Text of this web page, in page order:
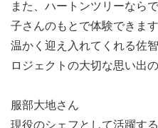
参加方法
エントリー！
応募フォームからご応募お
書類選考を通過した方と、
明会＆面談を行います。不
また、ハートンツリーなら
子さんのもとで体験できます
温かく迎え入れてくれる佐
ロジェクトの大切な思い出
服部大地さん
現役のシェフとして活躍す